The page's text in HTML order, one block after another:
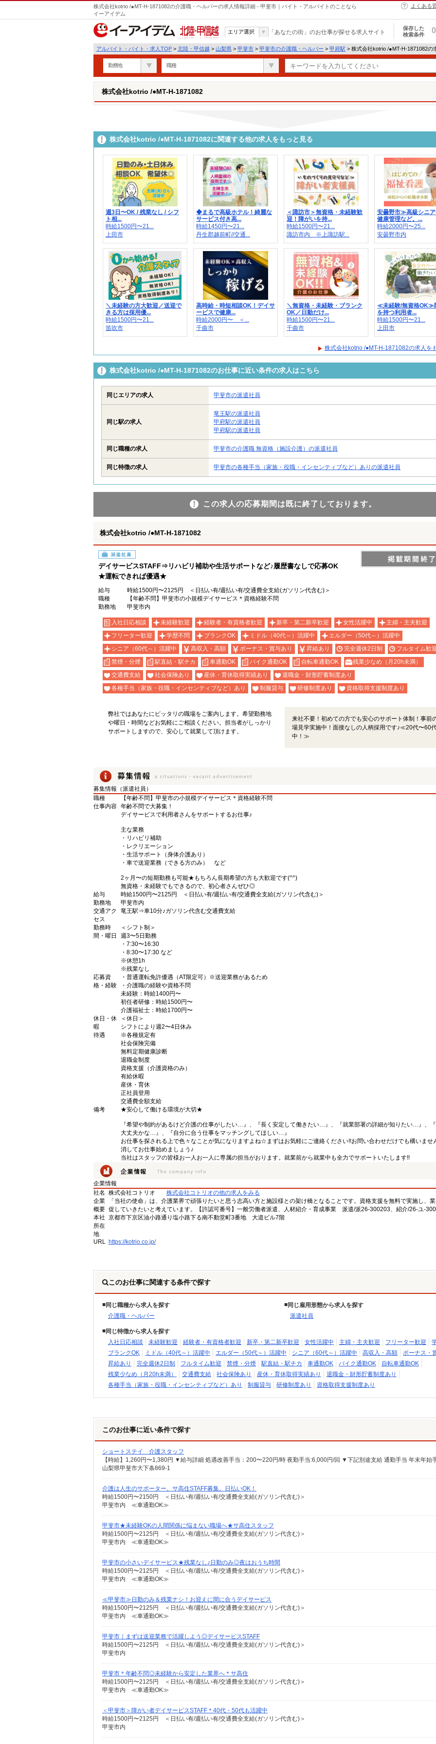
株式会社kotrio /●MT-H-1871082の介護職・ヘルパーの求人情報詳細 - 甲斐市｜バイト・アルバイトのことなら
イーアイデム
よくある
北陸・甲信越
エリア選択 「あなたの街」のお仕事が探せる求人サイト
保存した
検索条件
0
アルバイト・バイト・求人TOP > 北陸・甲信越 > 山梨県 > 甲斐市 > 甲斐市の介護職・ヘルパー > 甲府駅 > 株式会社kotrio /●MT-H-1871082の
勤務地 職種
株式会社kotrio /●MT-H-1871082
株式会社kotrio /●MT-H-1871082に関連する他の求人をもっと見る
週3日〜OK / 残業なし / シフ
ト相...
時給1500円〜21...
上田市
◆まるで高級ホテル！綺麗な
サービス付き高...
時給1450円〜21...
丹生郡越前町//交通...
＜諏訪市＞無資格・未経験歓
迎！障がいを持...
時給1500円〜21...
諏訪市内 ※上諏訪駅...
安曇野市≫高級シニ
健康管理など。...
時給2000円〜25...
安曇野市内
＼未経験の方大歓迎／送迎で
きる方は採用優...
時給1500円〜21...
笛吹市
高時給・時短相談OK！デイサ
ービスで健康...
時給2000円〜 ＜...
千曲市
＼無資格・未経験・ブランク
OK／日勤だけ...
時給1500円〜21...
千曲市
≪未経験/無資格OK≫
を持つ利用者...
時給1500円〜21...
上田市
株式会社kotrio /●MT-H-1871082の求人を
株式会社kotrio /●MT-H-1871082のお仕事に近い条件の求人はこちら
同じエリアの求人 甲斐市の派遣社員
同じ駅の求人
竜王駅の派遣社員
甲府駅の派遣社員
甲府駅の派遣社員
同じ職種の求人 甲斐市の介護職 無資格（施設介護）の派遣社員
同じ特徴の求人 甲斐市の各種手当（家族・役職・インセンティブなど）ありの派遣社員
この求人の応募期間は既に終了しております。
株式会社kotrio /●MT-H-1871082
派遣社員
デイサービスSTAFF⇒リハビリ補助や生活サポートなど♪履歴書なしで応募OK
★運転できれば優遇★
給与
時給1500円〜2125円 ＜日払い有/週払い有/交通費全支給(ガソリン代含む)＞
職種
【年齢不問】甲斐市の小規模デイサービス＊資格経験不問
勤務地
甲斐市内
入社日応相談 未経験歓迎 経験者・有資格者歓迎 新卒・第二新卒歓迎 女性活躍中
主婦・主夫歓迎
フリーター歓迎
学歴不問 ブランクOK ミドル（40代～）活躍中
エルダー（50代～）活躍中
シニア（60代～）活躍中
高収入・高額 ボーナス・賞与あり 昇給あり 完全週休2日制
フルタイム歓
禁煙・分煙
駅直結・駅チカ 車通勤OK バイク通勤OK 自転車通勤OK
残業少なめ（月20h未満）
交通費支給
社会保険あり 産休・育休取得実績あり
退職金・財形貯蓄制度あり
各種手当（家族・役職・インセンティブなど）あり
制服貸与 研修制度あり 資格取得支援制度あり
弊社ではあなたにピッタリの職場をご案内します。希望勤務地
や曜日・時間などお気軽にご相談ください。担当者がしっかり
サポートしますので、安心して就業して頂けます。
来社不要！初めての方でも安心のサポート体制！事前
場見学実施中！面接なしの人柄採用です♪≪20代〜60
中！≫
募集情報（派遣社員）
職種
【年齢不問】甲斐市の小規模デイサービス＊資格経験不問
仕事内容 年齢不問で大募集！
デイサービスで利用者さんをサポートするお仕事♪
主な業務
・リハビリ補助
・レクリエーション
・生活サポート（身体介護あり）
・車で送迎業務（できる方のみ） など
2ヶ月〜の短期勤務も可能★もちろん長期希望の方も大歓迎です(^^)
無資格・未経験でもできるので、初心者さんぜひ◎
給与
時給1500円〜2125円 ＜日払い有/週払い有/交通費全支給(ガソリン代含む)＞
勤務地
甲斐市内
交通アク
セス
竜王駅⇒車10分♪ガソリン代含む交通費支給
勤務時
間・曜日
＜シフト制＞
週3〜5日勤務
・7:30〜16:30
・8:30〜17:30 など
※休憩1h
※残業なし
応募資
格・経験
・普通運転免許優遇（AT限定可）※送迎業務があるため
・介護職の経験や資格不問
未経験：時給1400円〜
初任者研修：時給1500円〜
介護福祉士：時給1700円〜
休日・休
暇
＜休日＞
シフトにより週2〜4日休み
待遇
※各種規定有
社会保険完備
無料定期健康診断
退職金制度
資格支援（介護資格のみ）
有給休暇
産休・育休
正社員登用
交通費全額支給
備考
★安心して働ける環境が大切★
『希望や制約があるけど介護の仕事がしたい…』、『長く安定して働きたい…』、『就業部署の詳細が知りたい…』、
大丈夫かな…』、『自分に合う仕事をマッチングしてほしい…』
お仕事を探される上で色々なことが気になりますよね☆まずはお気軽にご連絡ください!!お問い合わせだけでも構いませ
消してお仕事始めましょう♪
当社はスタッフの皆様お一人お一人に専属の担当がおります。就業前から就業中も全力でサポートいたします!!
企業情報
社名
株式会社コトリオ
株式会社コトリオの他の求人をみる
企業
概要
「当社の使命」は、介護業界で頑張りたいと思う志高い方と施設様との架け橋となることです。資格支援を無料で実施し、
促していきたいと考えています。【許認可番号】一般労働者派遣、人材紹介・育成事業 派遣/派26-300203、紹介/26-ユ-
本社
所在
地
京都市下京区油小路通り塩小路下る南不動堂町3番地 大道ビル7階
URL https://kotrio.co.jp/
このお仕事に関連する条件で探す
同じ職種から求人を探す
介護職・ヘルパー
同じ雇用形態から求人を探す
派遣社員
同じ特徴から求人を探す
入社日応相談
未経験歓迎 経験者・有資格者歓迎 新卒・第二新卒歓迎 女性活躍中 主婦・主夫歓迎 フリーター歓迎
ブランクOK
ミドル（40代～）活躍中 エルダー（50代～）活躍中 シニア（60代～）活躍中 高収入・高額
ボーナス・
昇給あり
完全週休2日制 フルタイム歓迎 禁煙・分煙 駅直結・駅チカ 車通勤OK バイク通勤OK
自転車通勤OK
残業少なめ（月20h未満）
交通費支給 社会保険あり 産休・育休取得実績あり
退職金・財形貯蓄制度あり
各種手当（家族・役職・インセンティブなど）あり
制服貸与 研修制度あり 資格取得支援制度あり
このお仕事に近い条件で探す
ショートステイ 介護スタッフ
山梨県甲斐市大下条869-1
介護は人生のサポーター。サ高住STAFF募集。日払いOK！
時給1500円〜2150円 ＜日払い有/週払い有/交通費全支給(ガソリン代含む)＞
甲斐市内 ≪車通勤OK≫
甲斐市★未経験OKの人間関係に悩まない職場へ★サ高住スタッフ
時給1500円〜2125円 ＜日払い有/週払い有/交通費全支給(ガソリン代含む)＞
甲斐市内 ≪車通勤OK≫
甲斐市の小さいデイサービス★残業なし♪日勤のみ◎夜はおうち時間
時給1500円〜2125円 ＜日払い有/週払い有/交通費全支給(ガソリン代含む)＞
甲斐市内 ≪車通勤OK≫
≪甲斐市≫日勤のみ＆残業ナシ！お迎えに間に合うデイサービス
時給1500円〜2125円 ＜日払い有/週払い有/交通費全支給(ガソリン代含む)＞
甲斐市内 ≪車通勤OK≫
甲斐市｜まずは送迎業務で活躍しよう◎デイサービスSTAFF
時給1500円〜2125円 ＜日払い有/週払い有/交通費全支給(ガソリン代含む)＞
甲斐市内
甲斐市＊年齢不問◎未経験から安定した業界へ＊サ高住
時給1500円〜2125円 ＜日払い有/週払い有/交通費全支給(ガソリン代含む)＞
甲斐市内 ≪車通勤OK≫
＜甲斐市＞障がい者デイサービスSTAFF＊40代・50代も活躍中
時給1500円〜2125円 ＜日払い有/週払い有/交通費全支給(ガソリン代含む)＞
甲斐市内